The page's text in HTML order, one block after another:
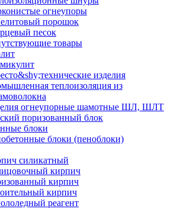
огнеупоры
порошок
песок
товары
изделия
теплоизоляция из
огнеупорные шамотные ШЛ, ШЛТ
поризованный блок
блоки
блоки (пеноблоки)
силикатный
кирпич
кирпич
кирпич
реагент